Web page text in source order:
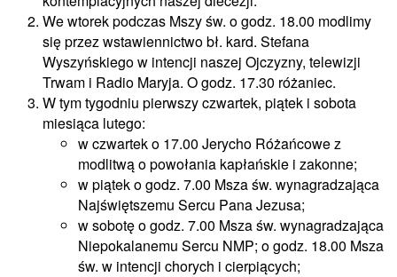
We wtorek podczas Mszy św. o godz. 18.00 modlimy
się przez wstawiennictwo bł. kard. Stefana
Wyszyńskiego w intencji naszej Ojczyzny, telewizji
Trwam i Radio Maryja. O godz. 17.30 różaniec.
W tym tygodniu pierwszy czwartek, piątek i sobota
miesiąca lutego:
w czwartek o 17.00 Jerycho Różańcowe z
modlitwą o powołania kapłańskie i zakonne;
w piątek o godz. 7.00 Msza św. wynagradzająca
Najświętszemu Sercu Pana Jezusa;
w sobotę o godz. 7.00 Msza św. wynagradzająca
Niepokalanemu Sercu NMP; o godz. 18.00 Msza
św. w intencji chorych i cierpiących;